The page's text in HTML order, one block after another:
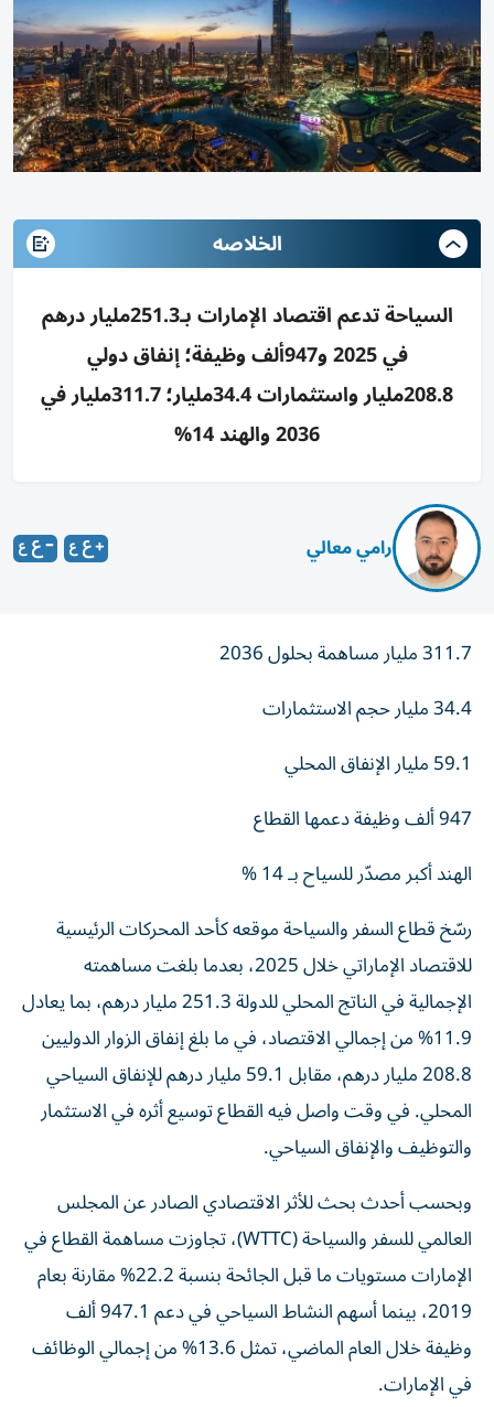
الخلاصه
السياحة تدعم اقتصاد الإمارات بـ251.3مليار درهم
في 2025 و947ألف وظيفة؛ إنفاق دولي
208.8مليار واستثمارات 34.4مليار؛ 311.7مليار في
2036 والهند 14%
رامي معالي
311.7 مليار مساهمة بحلول 2036
34.4 مليار حجم الاستثمارات
59.1 مليار الإنفاق المحلي
947 ألف وظيفة دعمها القطاع
الهند أكبر مصدّر للسياح بـ 14 ‎%‎
رسّخ قطاع السفر والسياحة موقعه كأحد المحركات الرئيسية
للاقتصاد الإماراتي خلال 2025، بعدما بلغت مساهمته
الإجمالية في الناتج المحلي للدولة 251.3 مليار درهم، بما يعادل
11.9% من إجمالي الاقتصاد، في ما بلغ إنفاق الزوار الدوليين
208.8 مليار درهم، مقابل 59.1 مليار درهم للإنفاق السياحي
المحلي. في وقت واصل فيه القطاع توسيع أثره في الاستثمار
والتوظيف والإنفاق السياحي.
وبحسب أحدث بحث للأثر الاقتصادي الصادر عن المجلس
العالمي للسفر والسياحة (WTTC)، تجاوزت مساهمة القطاع في
الإمارات مستويات ما قبل الجائحة بنسبة 22.2% مقارنة بعام
2019، بينما أسهم النشاط السياحي في دعم 947.1 ألف
وظيفة خلال العام الماضي، تمثل 13.6% من إجمالي الوظائف
في الإمارات.